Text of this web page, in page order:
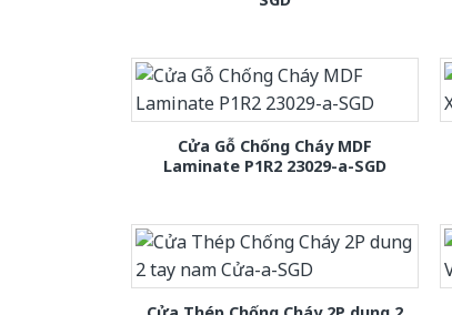
Cửa Gỗ Chống Cháy MDF
Laminate P1R2 23029-a-SGD